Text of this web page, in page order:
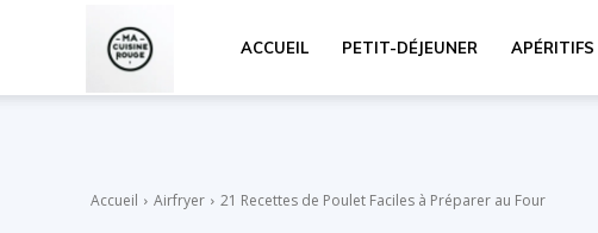
ACCUEIL PETIT-DÉJEUNER APÉRITIFS
Accueil Airfryer 21 Recettes de Poulet Faciles à Préparer au Four